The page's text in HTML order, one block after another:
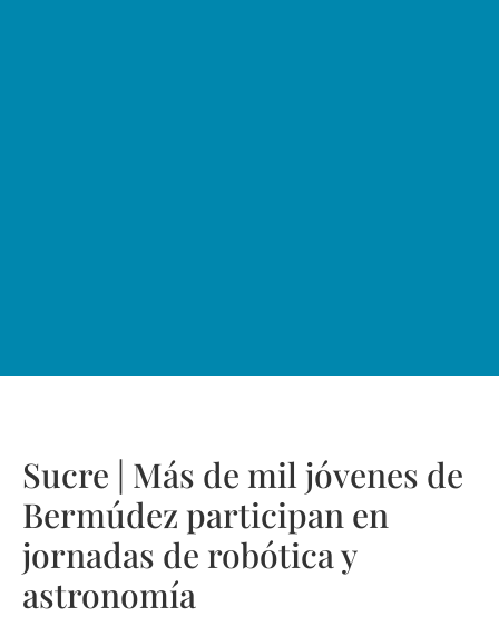
Sucre | Más de mil jóvenes de
Bermúdez participan en
jornadas de robótica y
astronomía